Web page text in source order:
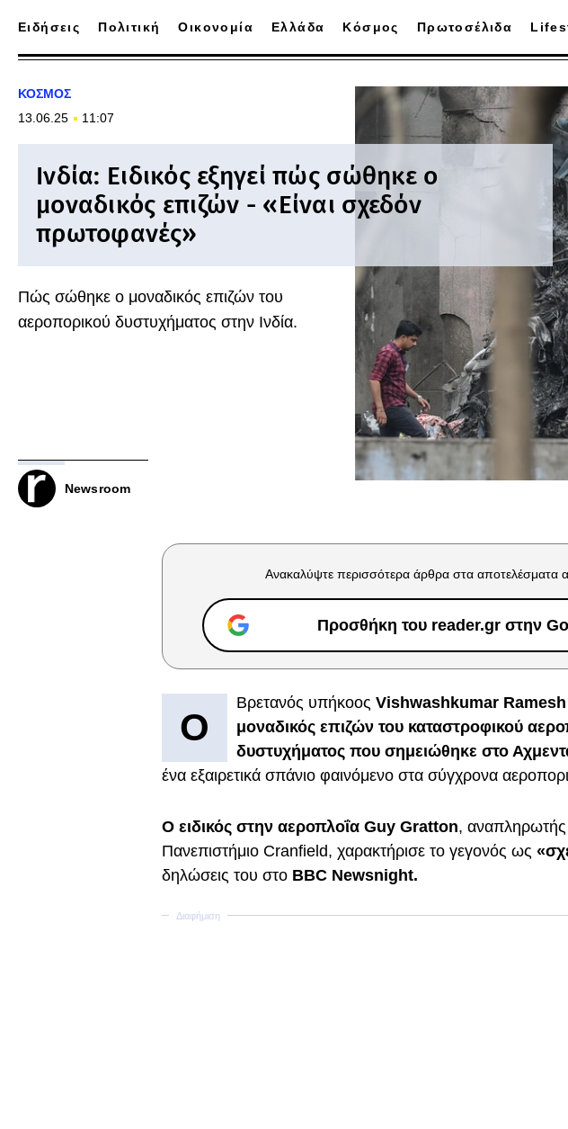
Ειδήσεις Πολιτική Οικονομία Ελλάδα Κόσμος Πρωτοσέλιδα
ΚΟΣΜΟΣ
13.06.25
11:07
Ινδία: Ειδικός εξηγεί πώς σώθηκε ο
μοναδικός επιζών - «Είναι σχεδόν
πρωτοφανές»
Πώς σώθηκε ο μοναδικός επιζών του
αεροπορικού δυστυχήματος στην Ινδία.
Newsroom
Ανακαλύψτε περισσότερα άρθρα στα αποτελέσματα
Προσθήκη του reader.gr στην
Ο
Βρετανός υπήκοος Vishwashkumar Ramesh
μοναδικός επιζών του καταστροφικού
δυστυχήματος που σημειώθηκε στο
ένα εξαιρετικά σπάνιο φαινόμενο στα σύγχρονα
Ο ειδικός στην αεροπλοΐα Guy Gratton,
Πανεπιστήμιο Cranfield, χαρακτήρισε το γεγονός ως
δηλώσεις του στο BBC Newsnight.